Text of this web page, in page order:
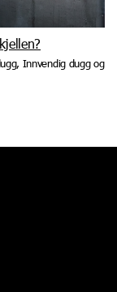
Innvendig dugg og